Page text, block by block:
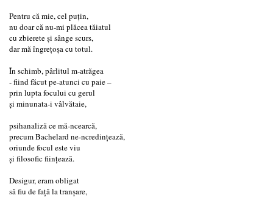
Pentru că mie, cel puțin,
nu doar că nu-mi plăcea tăiatul
cu zbierete și sânge scurs,
dar mă îngrețoșa cu totul.
În schimb, pârlitul m-atrăgea
- fiind făcut pe-atunci cu paie –
prin lupta focului cu gerul
și minunata-i vâlvătaie,
psihanaliză ce mă-ncearcă,
precum Bachelard ne-ncredințează,
oriunde focul este viu
și filosofic ființează.
Desigur, eram obligat
să fiu de față la tranșare,